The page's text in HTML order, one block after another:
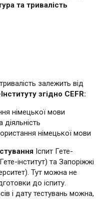
та тривалість
залежить від
згідно CEFR:
німецької мови
німецької мови
Іспит Гете-
інститут) та Запоріжжі
Тут можна не
до іспиту.
і дату тестувань можна,